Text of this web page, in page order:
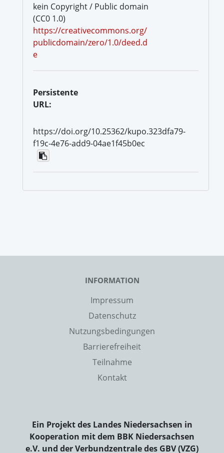
kein Copyright / Public domain
(CC0 1.0)
https://creativecommons.org/
publicdomain/zero/1.0/deed.d
e
Persistente
URL:
https://doi.org/10.25362/kupo.323dfa79-
f19c-4e76-add9-04ae1f45b0ec
INFORMATION
Impressum
Datenschutz
Nutzungsbedingungen
Barrierefreiheit
Teilnahme
Kontakt
Ein Projekt des Landes Niedersachsen in
Kooperation mit dem BBK Niedersachsen
e.V. und der Verbundzentrale des GBV (VZG)